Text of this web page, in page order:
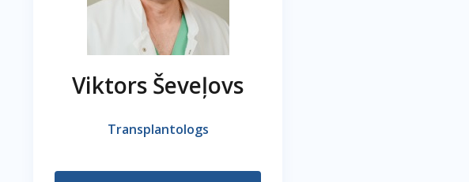
Viktors Ševeļovs
Transplantologs